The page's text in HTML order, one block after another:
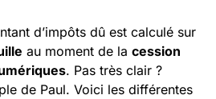
d’impôts dû est calculé sur
au moment de la cession
. Pas très clair ?
de Paul. Voici les différentes